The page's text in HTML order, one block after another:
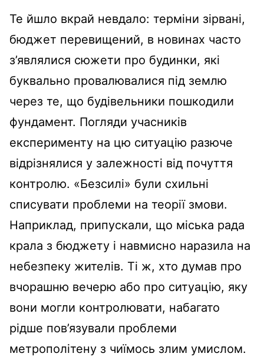
Те йшло вкрай невдало: терміни зірвані,
бюджет перевищений, в новинах часто
з’являлися сюжети про будинки, які
буквально провалювалися під землю
через те, що будівельники пошкодили
фундамент. Погляди учасників
експерименту на цю ситуацію разюче
відрізнялися у залежності від почуття
контролю. «Безсилі» були схильні
списувати проблеми на теорії змови.
Наприклад, припускали, що міська рада
крала з бюджету і навмисно наразила на
небезпеку жителів. Ті ж, хто думав про
вчорашню вечерю або про ситуацію, яку
вони могли контролювати, набагато
рідше пов’язували проблеми
метрополітену з чиїмось злим умислом.